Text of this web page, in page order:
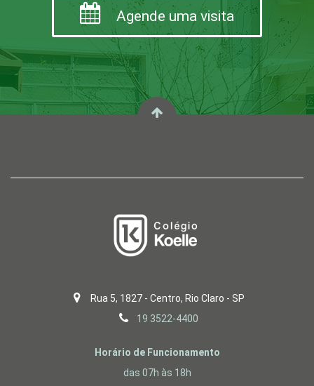
Agende uma visita
Rua 5, 1827 - Centro, Rio Claro - SP
19 3522-4400
Horário de Funcionamento
das 07h às 18h